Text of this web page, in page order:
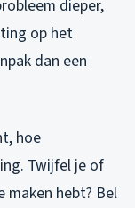
dieper,
op het
dan een
hoe
Twijfel je of
maken hebt? Bel